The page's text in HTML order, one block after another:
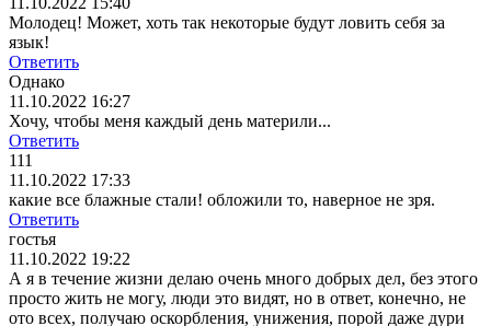
Молодец! Может, хоть так некоторые будут ловить себя за
язык!
Ответить
Однако
11.10.2022 16:27
Хочу, чтобы меня каждый день материли...
Ответить
111
11.10.2022 17:33
какие все блажные стали! обложили то, наверное не зря.
Ответить
гостья
11.10.2022 19:22
А я в течение жизни делаю очень много добрых дел, без этого
просто жить не могу, люди это видят, но в ответ, конечно, не
ото всех, получаю оскорбления, унижения, порой даже дури